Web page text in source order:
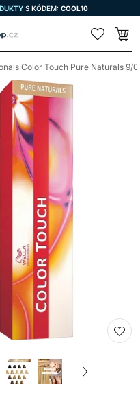
S KÓDEM: COOL10
Color Touch Pure Naturals 9/